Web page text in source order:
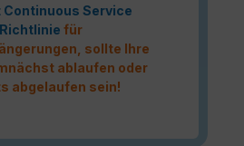
Continuous Service
Richtlinie für
sollte Ihre
ablaufen oder
abgelaufen sein!